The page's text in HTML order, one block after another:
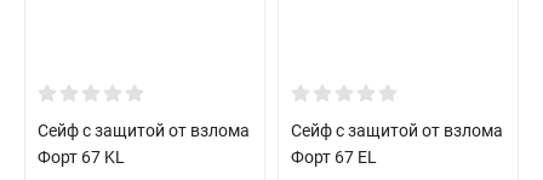
Сейф с защитой от взлома
Форт 67 KL
Сейф с защитой от взлома
Форт 67 EL